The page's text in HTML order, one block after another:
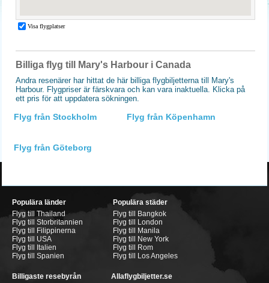
Billiga flyg till Mary's Harbour i Canada
Andra resenärer har hittat de här billiga flygbiljetterna till Mary's
Harbour. Flygpriser är färskvara och kan vara inaktuella. Klicka på
ett pris för att uppdatera sökningen.
Flyg från Stockholm Flyg från Köpenhamn
Flyg från Göteborg
Populära länder
Flyg till Thailand
Flyg till Storbritannien
Flyg till Filippinerna
Flyg till USA
Flyg till Italien
Flyg till Spanien
Populära städer
Flyg till Bangkok
Flyg till London
Flyg till Manila
Flyg till New York
Flyg till Rom
Flyg till Los Angeles
Billigaste resebyrån
Allaflygbiljetter.se